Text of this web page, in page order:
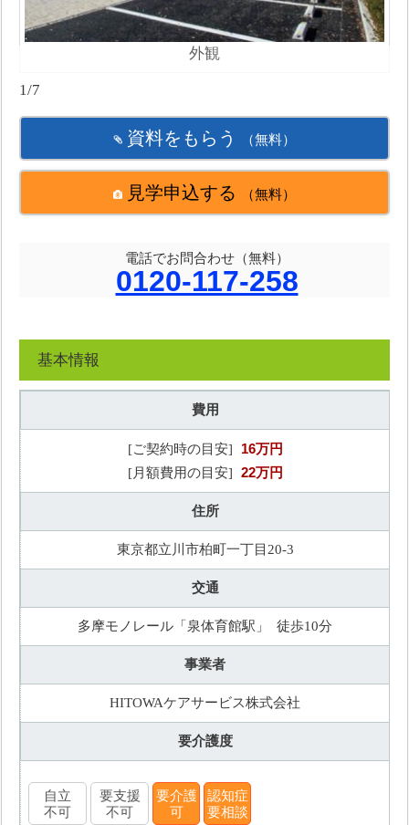
外観
1/7
資料をもらう （無料）
見学申込する （無料）
電話でお問合わせ（無料）
0120-117-258
基本情報
費用
[ご契約時の目安] 16万円
[月額費用の目安] 22万円
住所
東京都立川市柏町一丁目20-3
交通
多摩モノレール「泉体育館駅」 徒歩10分
事業者
HITOWAケアサービス株式会社
要介護度
自立
不可
要支援
不可
要介護
可
認知症
要相談